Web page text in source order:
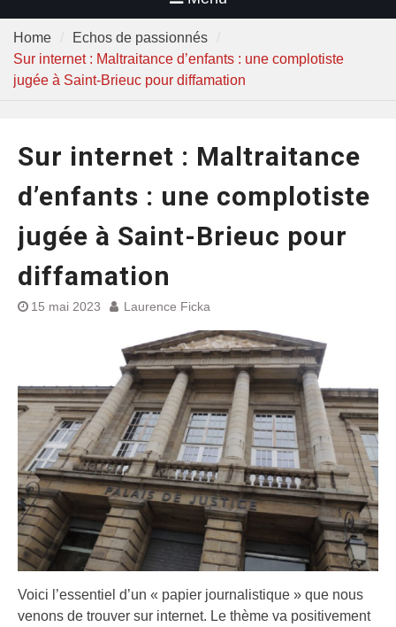
Home
Echos de passionnés
Sur internet : Maltraitance d’enfants : une complotiste
jugée à Saint-Brieuc pour diffamation
Sur internet : Maltraitance
d’enfants : une complotiste
jugée à Saint-Brieuc pour
diffamation
15 mai 2023 Laurence Ficka
Voici l’essentiel d’un « papier journalistique » que nous
venons de trouver sur internet. Le thème va positivement